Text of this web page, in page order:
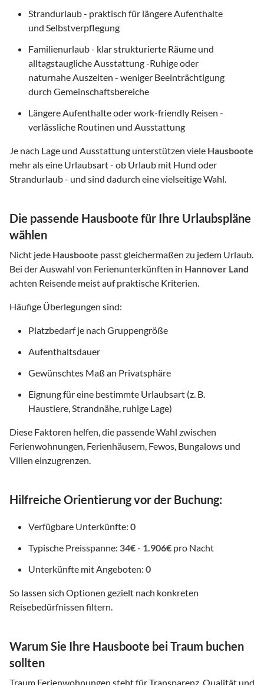
Strandurlaub - praktisch für längere Aufenthalte
und Selbstverpflegung
Familienurlaub - klar strukturierte Räume und
alltagstaugliche Ausstattung -Ruhige oder
naturnahe Auszeiten - weniger Beeinträchtigung
durch Gemeinschaftsbereiche
Längere Aufenthalte oder work-friendly Reisen -
verlässliche Routinen und Ausstattung
Je nach Lage und Ausstattung unterstützen viele Hausboote
mehr als eine Urlaubsart - ob Urlaub mit Hund oder
Strandurlaub - und sind dadurch eine vielseitige Wahl.
Die passende Hausboote für Ihre Urlaubspläne
wählen
Nicht jede Hausboote passt gleichermaßen zu jedem Urlaub.
Bei der Auswahl von Ferienunterkünften in Hannover Land
achten Reisende meist auf praktische Kriterien.
Häufige Überlegungen sind:
Platzbedarf je nach Gruppengröße
Aufenthaltsdauer
Gewünschtes Maß an Privatsphäre
Eignung für eine bestimmte Urlaubsart (z. B.
Haustiere, Strandnähe, ruhige Lage)
Diese Faktoren helfen, die passende Wahl zwischen
Ferienwohnungen, Ferienhäusern, Fewos, Bungalows und
Villen einzugrenzen.
Hilfreiche Orientierung vor der Buchung:
Verfügbare Unterkünfte: 0
Typische Preisspanne: 34€- 1.906€ pro Nacht
Unterkünfte mit Angeboten: 0
So lassen sich Optionen gezielt nach konkreten
Reisebedürfnissen filtern.
Warum Sie Ihre Hausboote bei Traum buchen
sollten
Traum Ferienwohnungen steht für Transparenz, Qualität und